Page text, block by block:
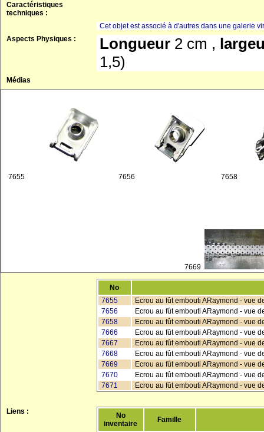
Caractéristiques
techniques :
Cet objet est associé à d'autres dans une galerie
Aspects Physiques :
Longueur 2 cm ,
1,5)
Médias
7655 7656 7658
7669
No
7655
Ecrou au fût embouti ARaymond - vue
7656
Ecrou au fût embouti ARaymond - vue
7658
Ecrou au fût embouti ARaymond - vue
7666
Ecrou au fût embouti ARaymond - vue
7667
Ecrou au fût embouti ARaymond - vue
7668
Ecrou au fût embouti ARaymond - vue
7669
Ecrou au fût embouti ARaymond - vue
7670
Ecrou au fût embouti ARaymond - vue
7671
Ecrou au fût embouti ARaymond - vue
Liens :
No
inventaire
Famille